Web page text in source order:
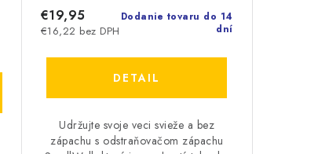
Dodanie tovaru do 14
dní
€16,22 bez DPH
€19,95
DETAIL
Udržujte svoje veci svieže a bez
zápachu s odstraňovačom zápachu